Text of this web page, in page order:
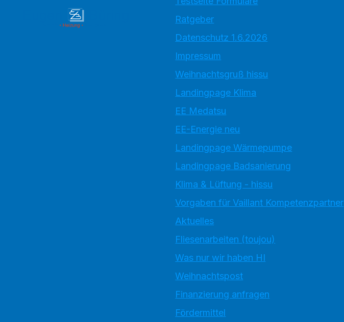
Ratgeber
Datenschutz 1.6.2026
Impressum
Weihnachtsgruß hissu
Landingpage Klima
EE Medatsu
EE-Energie neu
Landingpage Wärmepumpe
Landingpage Badsanierung
Klima & Lüftung - hissu
Vorgaben für Vaillant Kompetenzpartner
Aktuelles
Fliesenarbeiten (toujou)
Was nur wir haben HI
Weihnachtspost
Finanzierung anfragen
Fördermittel